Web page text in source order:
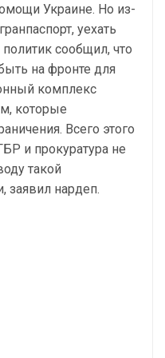
Украине. Но из-
уехать
сообщил, что
на фронте для
комплекс
которые
Всего этого
и прокуратура не
такой
заявил нардеп.